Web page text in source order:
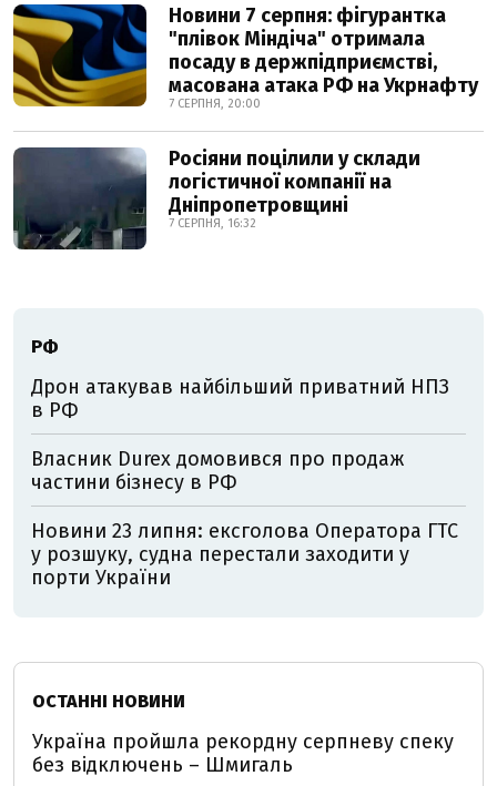
Новини 7 серпня: фігурантка
"плівок Міндіча" отримала
посаду в держпідприємстві,
масована атака РФ на Укрнафту
7 СЕРПНЯ, 20:00
Росіяни поцілили у склади
логістичної компанії на
Дніпропетровщині
7 СЕРПНЯ, 16:32
РФ
Дрон атакував найбільший приватний НПЗ
в РФ
Власник Durex домовився про продаж
частини бізнесу в РФ
Новини 23 липня: ексголова Оператора ГТС
у розшуку, судна перестали заходити у
порти України
ОСТАННІ НОВИНИ
Україна пройшла рекордну серпневу спеку
без відключень – Шмигаль